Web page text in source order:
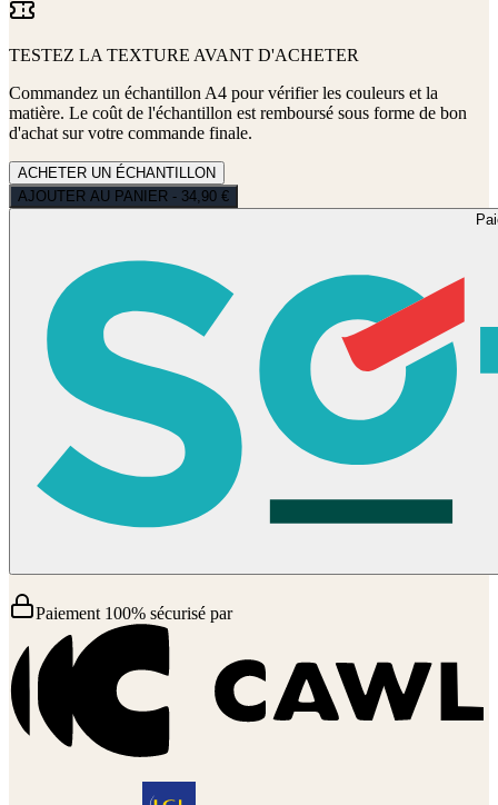
TESTEZ LA TEXTURE AVANT D'ACHETER
Commandez un échantillon A4 pour vérifier les couleurs et la
matière. Le coût de l'échantillon est remboursé sous forme de bon
d'achat sur votre commande finale.
ACHETER UN ÉCHANTILLON
AJOUTER AU PANIER - 34,90 €
Paiement 100% sécurisé par